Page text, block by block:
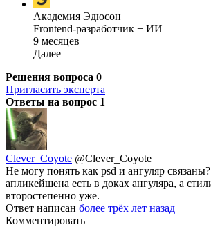
Академия Эдюсон
Frontend-разработчик + ИИ
9 месяцев
Далее
Решения вопроса 0
Пригласить эксперта
Ответы на вопрос 1
Clever_Coyote @Clever_Coyote
Не могу понять как psd и ангуляр
апликейшена есть в доках ангуляра, а
второстепенно уже.
Ответ написан более трёх лет назад
Комментировать